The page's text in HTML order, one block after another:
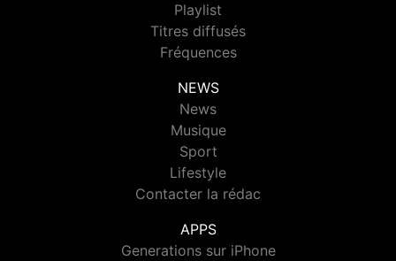
Playlist
Titres diffusés
Fréquences
NEWS
News
Musique
Sport
Lifestyle
Contacter la rédac
APPS
Generations sur iPhone